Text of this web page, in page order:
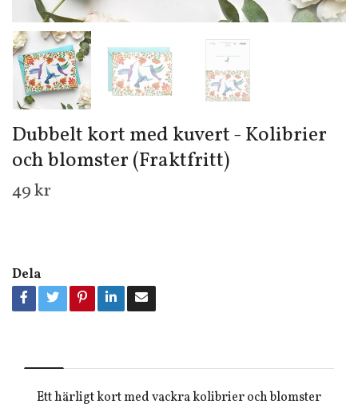
Dubbelt kort med kuvert - Kolibrier
och blomster (Fraktfritt)
49 kr
Dela
Ett härligt kort med vackra kolibrier och blomster